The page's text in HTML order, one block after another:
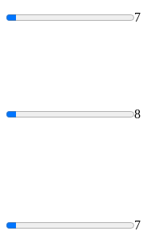
7
8
7